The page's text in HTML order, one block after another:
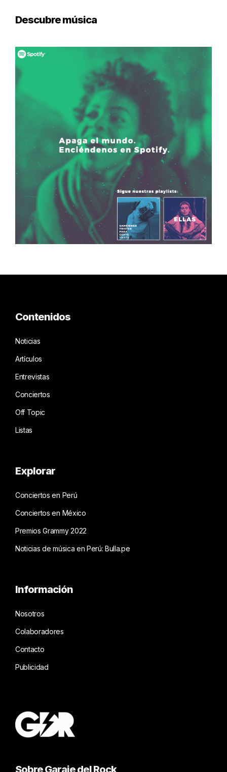
Descubre música
Contenidos
Noticias
Artículos
Entrevistas
Conciertos
Off Topic
Listas
Explorar
Conciertos en Perú
Conciertos en México
Premios Grammy 2022
Noticias de música en Perú: Bulla.pe
Información
Nosotros
Colaboradores
Contacto
Publicidad
Sobre Garaje del Rock